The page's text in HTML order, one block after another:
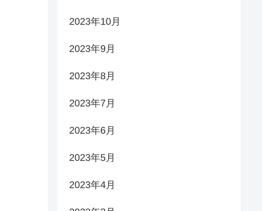
2023年10月
2023年9月
2023年8月
2023年7月
2023年6月
2023年5月
2023年4月